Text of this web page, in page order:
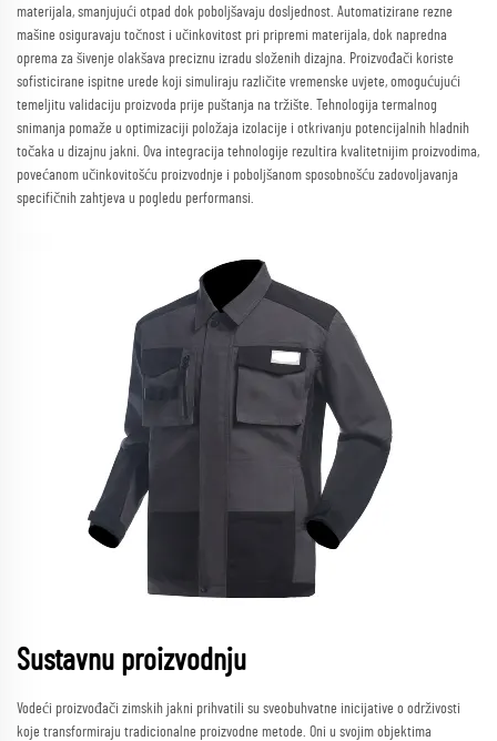
materijala, smanjujući otpad dok poboljšavaju dosljednost. Automatizirane rezne
mašine osiguravaju točnost i učinkovitost pri pripremi materijala, dok napredna
oprema za šivenje olakšava preciznu izradu složenih dizajna. Proizvođači koriste
sofisticirane ispitne urede koji simuliraju različite vremenske uvjete, omogućujući
temeljitu validaciju proizvoda prije puštanja na tržište. Tehnologija termalnog
snimanja pomaže u optimizaciji položaja izolacije i otkrivanju potencijalnih hladnih
točaka u dizajnu jakni. Ova integracija tehnologije rezultira kvalitetnijim proizvodima,
povećanom učinkovitošću proizvodnje i poboljšanom sposobnošću zadovoljavanja
specifičnih zahtjeva u pogledu performansi.
Sustavnu proizvodnju
Vodeći proizvođači zimskih jakni prihvatili su sveobuhvatne inicijative o održivosti
koje transformiraju tradicionalne proizvodne metode. Oni u svojim objektima